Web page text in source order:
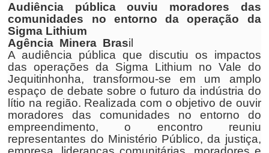
Audiência pública ouviu moradores das
comunidades no entorno da operação da
Sigma Lithium
Agência Minera Brasil
A audiência pública que discutiu os impactos
das operações da Sigma Lithium no Vale do
Jequitinhonha, transformou-se em um amplo
espaço de debate sobre o futuro da indústria do
lítio na região. Realizada com o objetivo de ouvir
moradores das comunidades no entorno do
empreendimento, o encontro reuniu
representantes do Ministério Público, da justiça,